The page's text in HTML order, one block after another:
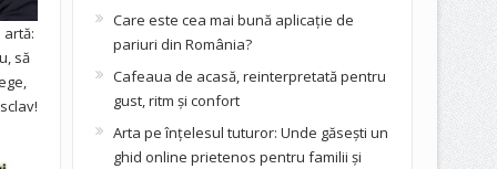
să
Care este cea mai bună aplicație de
pariuri din România?
Cafeaua de acasă, reinterpretată pentru
gust, ritm și confort
Arta pe înțelesul tuturor: Unde găsești un
ghid online prietenos pentru familii și